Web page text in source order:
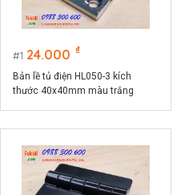
1 24.000 ₫
Bản lề tủ điện HL050-3 kích
thước 40x40mm màu trắng